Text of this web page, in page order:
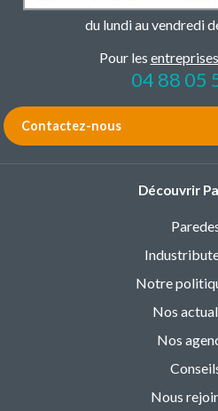
du lundi au vendredi
Pour les
04 88 05
Contactez-nous
Découvrir
Notre
Nos
Nos
Nous